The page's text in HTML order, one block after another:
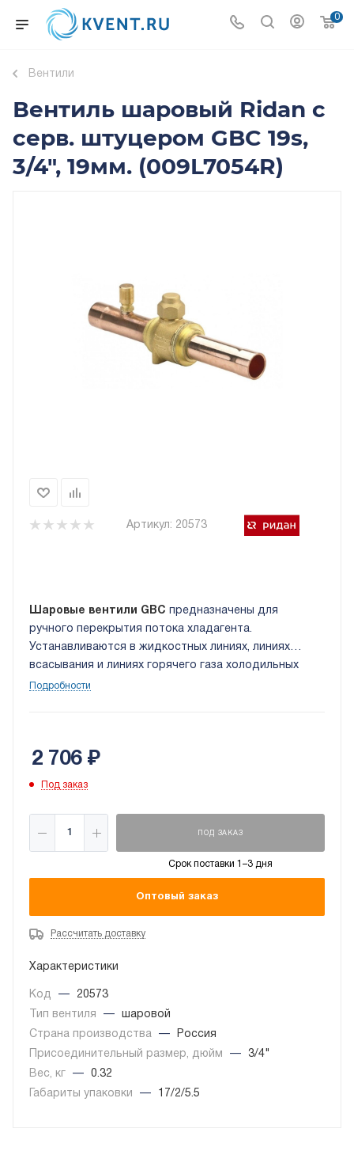
0
Вентили
Вентиль шаровый Ridan с
серв. штуцером GBC 19s,
3/4", 19мм. (009L7054R)
Артикул: 20573
Шаровые вентили GBC предназначены для
ручного перекрытия потока хладагента.
Устанавливаются в жидкостных линиях, линиях
всасывания и линиях горячего газа холодильных
установок и систем кондиционирования воздуха.
Подробности
2 706₽
Под заказ
ПОД ЗАКАЗ
Срок поставки 1–3 дня
Оптовый заказ
Рассчитать доставку
Характеристики
Код —
20573
Тип вентиля
—
шаровой
Страна производства
—
Россия
Присоединительный размер, дюйм
—
3/4"
Вес, кг
—
0.32
Габариты упаковки
— 17/2/5.5